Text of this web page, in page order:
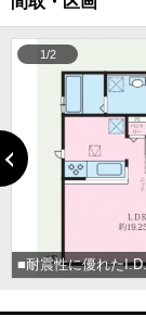
1/2